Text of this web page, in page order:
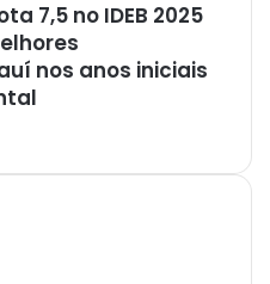
7,5 no IDEB 2025
nos anos iniciais